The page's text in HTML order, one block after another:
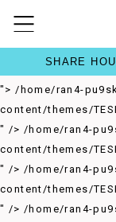
/home/ran4-pu9sk/
content/themes/
">/home/ran4-
">/home/ran4-
content/themes/
" /> /home/ran4-
content/themes/
" /> /home/ran4-
content/themes/
" /> /home/ran4-
SHARE